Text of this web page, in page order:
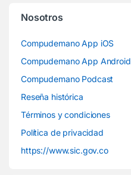
Nosotros
Compudemano App iOS
Compudemano App Android
Compudemano Podcast
Reseña histórica
Términos y condiciones
Política de privacidad
https://www.sic.gov.co